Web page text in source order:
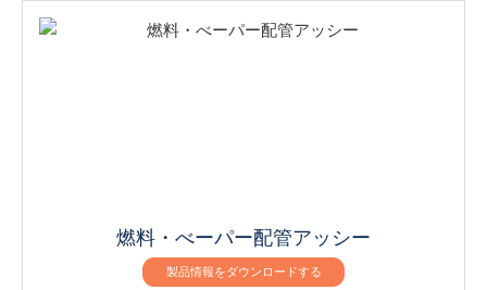
燃料・べーパー配管アッシー
製品情報をダウンロードする